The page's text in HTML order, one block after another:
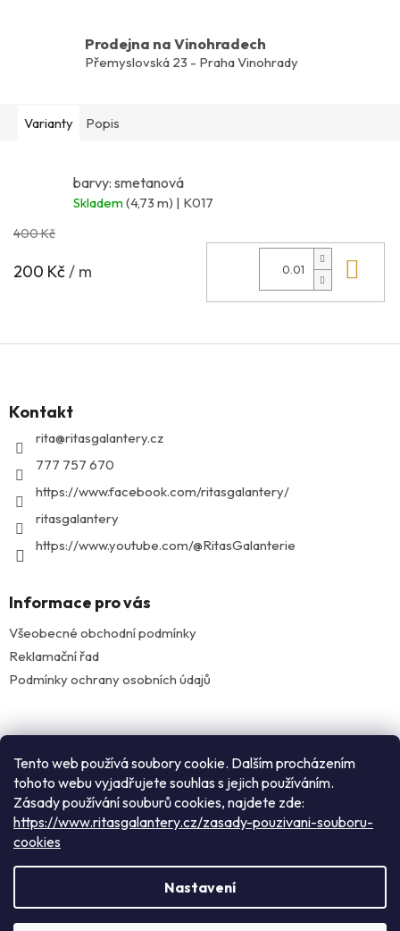
Tento web používá soubory cookie. Dalším procházením
tohoto webu vyjadřujete souhlas s jejich používáním.
Zásady používání souburů cookies, najdete zde:
https://www.ritasgalantery.cz/zasady-pouzivani-souboru-
cookies
Nastavení
Rádi Vás přivítáme v našem pražském obchodě: nacházíme se
Prodejna na Vinohradech
Přemyslovská 23 - Praha Vinohrady
Varianty Popis
barvy: smetanová
Skladem(4,73 m) | K017
400 Kč
200 Kč/ m
Z
aKontakt
rita@ritasgalantery.cz
777 757 670
https://www.facebook.com/ritasgalantery/
ritasgalantery
https://www.youtube.com/@RitasGalanterie
Informace pro vás
Všeobecné obchodní podmínky
Reklamační řad
Podmínky ochrany osobních údajů
Instagram
Vytvořil Shoptet
Copyright 2026Rita's galanterie. Všechna práva